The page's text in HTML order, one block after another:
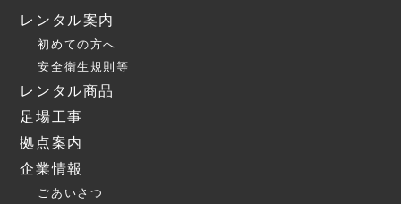
レンタル案内
初めての方へ
安全衛生規則等
レンタル商品
足場工事
拠点案内
企業情報
ごあいさつ